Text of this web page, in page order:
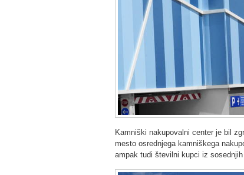
Kamniški nakupovalni center je bil
mesto osrednjega kamniškega
ampak tudi številni kupci iz